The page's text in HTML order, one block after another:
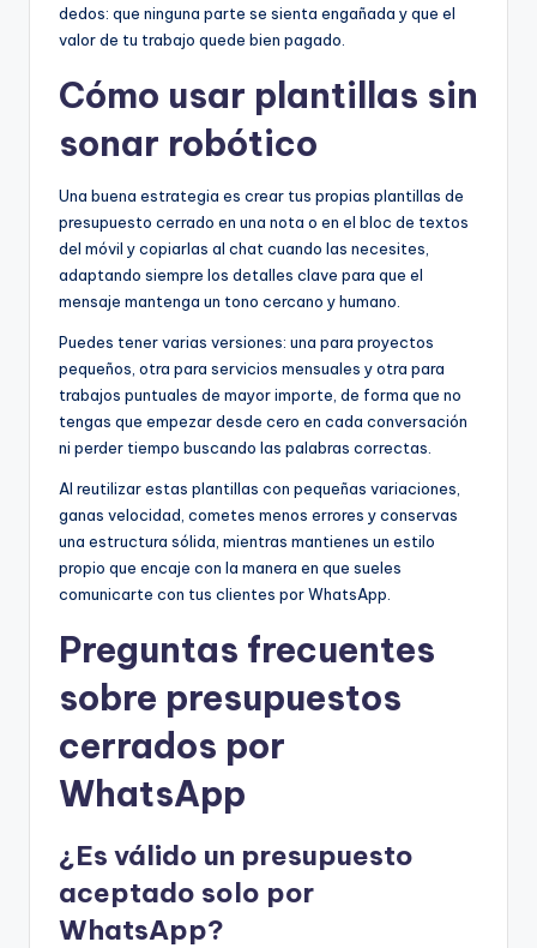
dedos: que ninguna parte se sienta engañada y que el
valor de tu trabajo quede bien pagado.
Cómo usar plantillas sin
sonar robótico
Una buena estrategia es crear tus propias plantillas de
presupuesto cerrado en una nota o en el bloc de textos
del móvil y copiarlas al chat cuando las necesites,
adaptando siempre los detalles clave para que el
mensaje mantenga un tono cercano y humano.
Puedes tener varias versiones: una para proyectos
pequeños, otra para servicios mensuales y otra para
trabajos puntuales de mayor importe, de forma que no
tengas que empezar desde cero en cada conversación
ni perder tiempo buscando las palabras correctas.
Al reutilizar estas plantillas con pequeñas variaciones,
ganas velocidad, cometes menos errores y conservas
una estructura sólida, mientras mantienes un estilo
propio que encaje con la manera en que sueles
comunicarte con tus clientes por WhatsApp.
Preguntas frecuentes
sobre presupuestos
cerrados por
WhatsApp
¿Es válido un presupuesto
aceptado solo por
WhatsApp?